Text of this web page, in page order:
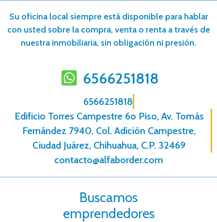
Su oficina local siempre está disponible para hablar
con usted sobre la compra, venta o renta a través de
nuestra inmobiliaria, sin obligación ni presión.
6566251818
6566251818
Edificio Torres Campestre 6o Piso, Av. Tomás
Fernández 7940, Col. Adición Campestre,
Ciudad Juárez, Chihuahua, C.P. 32469
contacto@alfaborder.com
Buscamos
emprendedores